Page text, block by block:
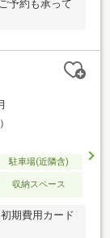
予約も承って
駐車場(近隣含)
収納スペース
期費用カード